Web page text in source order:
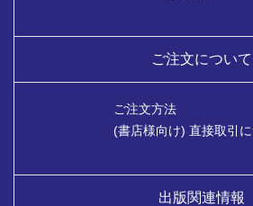
ご注文について
ご注文方法
(書店様向け) 直接取引
出版関連情報